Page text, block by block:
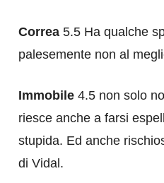
Correa 5.5 Ha qualche
palesemente non al
Immobile 4.5 non solo
riesce anche a farsi
stupida. Ed anche
di Vidal.